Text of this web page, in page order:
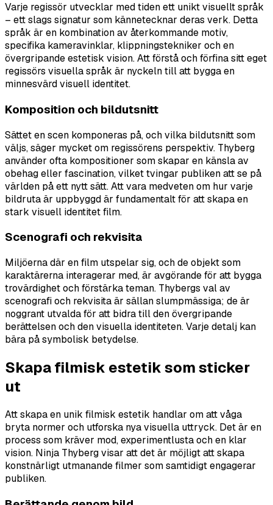
Varje regissör utvecklar med tiden ett unikt visuellt språk
– ett slags signatur som kännetecknar deras verk. Detta
språk är en kombination av återkommande motiv,
specifika kameravinklar, klippningstekniker och en
övergripande estetisk vision. Att förstå och förfina sitt eget
regissörs visuella språk är nyckeln till att bygga en
minnesvärd visuell identitet.
Komposition och bildutsnitt
Sättet en scen komponeras på, och vilka bildutsnitt som
väljs, säger mycket om regissörens perspektiv. Thyberg
använder ofta kompositioner som skapar en känsla av
obehag eller fascination, vilket tvingar publiken att se på
världen på ett nytt sätt. Att vara medveten om hur varje
bildruta är uppbyggd är fundamentalt för att skapa en
stark visuell identitet film.
Scenografi och rekvisita
Miljöerna där en film utspelar sig, och de objekt som
karaktärerna interagerar med, är avgörande för att bygga
trovärdighet och förstärka teman. Thybergs val av
scenografi och rekvisita är sällan slumpmässiga; de är
noggrant utvalda för att bidra till den övergripande
berättelsen och den visuella identiteten. Varje detalj kan
bära på symbolisk betydelse.
Skapa filmisk estetik som sticker
ut
Att skapa en unik filmisk estetik handlar om att våga
bryta normer och utforska nya visuella uttryck. Det är en
process som kräver mod, experimentlusta och en klar
vision. Ninja Thyberg visar att det är möjligt att skapa
konstnärligt utmanande filmer som samtidigt engagerar
publiken.